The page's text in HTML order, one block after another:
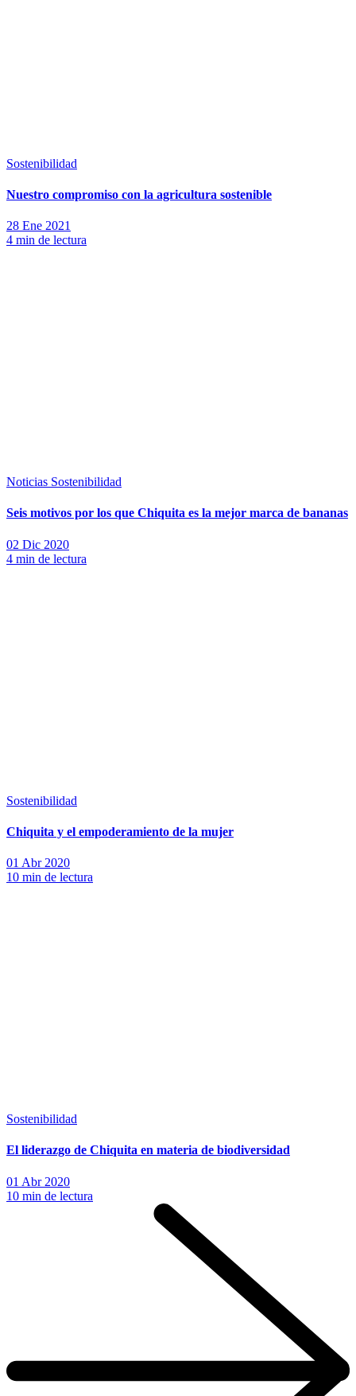
Sostenibilidad
Nuestro compromiso con la agricultura sostenible
28 Ene 2021
4 min de lectura
Noticias Sostenibilidad
Seis motivos por los que Chiquita es la mejor marca de bananas
02 Dic 2020
4 min de lectura
Sostenibilidad
Chiquita y el empoderamiento de la mujer
01 Abr 2020
10 min de lectura
Sostenibilidad
El liderazgo de Chiquita en materia de biodiversidad
01 Abr 2020
10 min de lectura